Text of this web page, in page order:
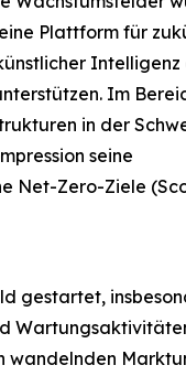
Plattform für
Im
in der
seine
Net-Zero-Ziele
gestartet,
wandelnden